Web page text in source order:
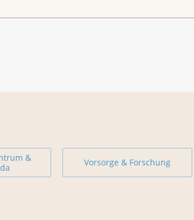
&
Vorsorge & Forschung